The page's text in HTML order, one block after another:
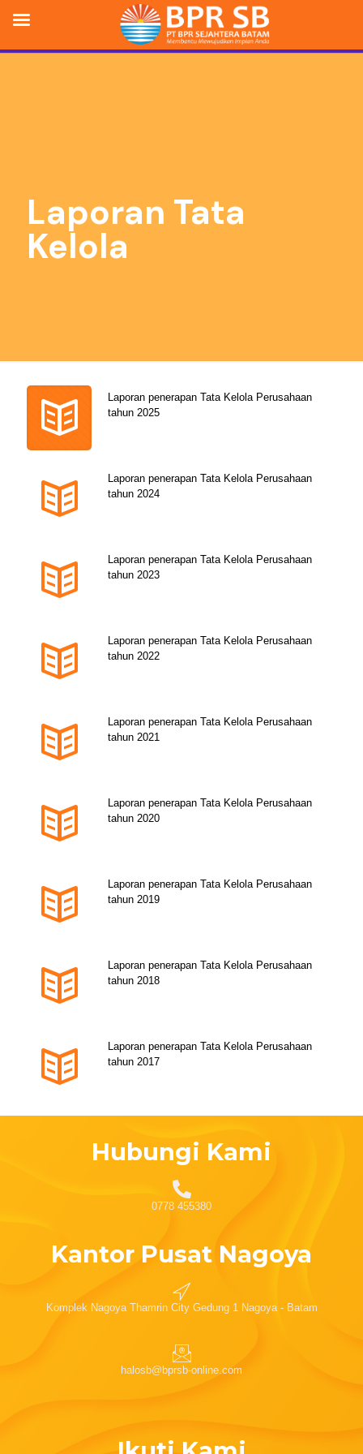
Laporan Tata
Kelola
Laporan penerapan Tata Kelola Perusahaan
tahun 2025
Laporan penerapan Tata Kelola Perusahaan
tahun 2024
Laporan penerapan Tata Kelola Perusahaan
tahun 2023
Laporan penerapan Tata Kelola Perusahaan
tahun 2022
Laporan penerapan Tata Kelola Perusahaan
tahun 2021
Laporan penerapan Tata Kelola Perusahaan
tahun 2020
Laporan penerapan Tata Kelola Perusahaan
tahun 2019
Laporan penerapan Tata Kelola Perusahaan
tahun 2018
Laporan penerapan Tata Kelola Perusahaan
tahun 2017
Hubungi Kami
0778 455380
Kantor Pusat Nagoya
Komplek Nagoya Thamrin City Gedung 1 Nagoya - Batam
halosb@bprsb-online.com